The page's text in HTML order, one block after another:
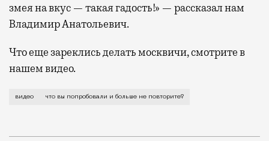
змея на вкус — такая гадость!» — рассказал нам
Владимир Анатольевич.
Что еще зареклись делать москвичи, смотрите в
нашем видео.
Чтобы понять уровень авантюризма москвичей, мы
видео что вы попробовали и больше не повторите?